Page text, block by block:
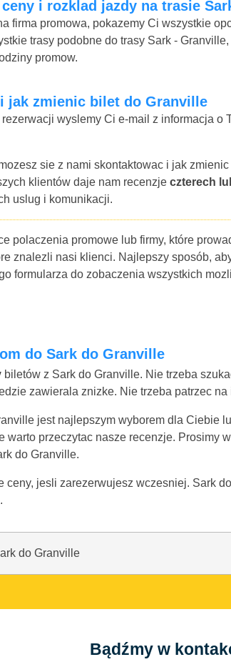
i rozklad jazdy na trasie
firma promowa, pokazemy Ci wszystkie
trasy podobne do trasy Sark -
promow.
i jak zmienic bilet do Granville
wyslemy Ci e-mail z informacja o
sie z nami skontaktowac i jak
klientów daje nam recenzje czterech
uslug i komunikacji.
polaczenia promowe lub firmy, które
znalezli nasi klienci. Najlepszy sposób,
formularza do zobaczenia wszystkich
do Sark do Granville
biletów z Sark do Granville. Nie trzeba
zawierala znizke. Nie trzeba patrzec
jest najlepszym wyborem dla Ciebie
warto przeczytac nasze recenzje. Prosimy
do Granville.
ceny, jesli zarezerwujesz wczesniej. Sark
.
do Granville
Bądźmy w